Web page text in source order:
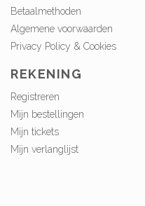
Betaalmethoden
Algemene voorwaarden
Privacy Policy & Cookies
REKENING
Registreren
Mijn bestellingen
Mijn tickets
Mijn verlanglijst